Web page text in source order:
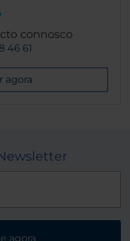
connosco
46 61
agora
agora